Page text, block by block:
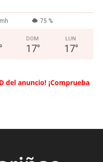
75 %
°
DOM
17°
LUN
17°
del anuncio! ¡Comprueba